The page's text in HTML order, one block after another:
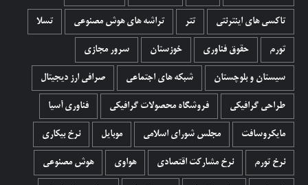
تاکسی های اینترنتی تتر تراشه های هوش مصنوعی تسلا
تورم حقوق فناوری خوزستان سرور مجازی
سیستان و بلوچستان شبکه های اجتماعی صرافی ارز دیجیتال
طراحی گرافیکی فروشگاه محصولات گرافيکی فناوری آسیا
مایکروسافت مجلس شورای اسلامی موبایل نرخ بیکاری
نرخ تورم نرخ مشارکت اقتصادی هواوی هوش مصنوعی